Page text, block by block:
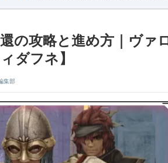
の攻略と進め方｜ヴァ
ダフネ】
集部